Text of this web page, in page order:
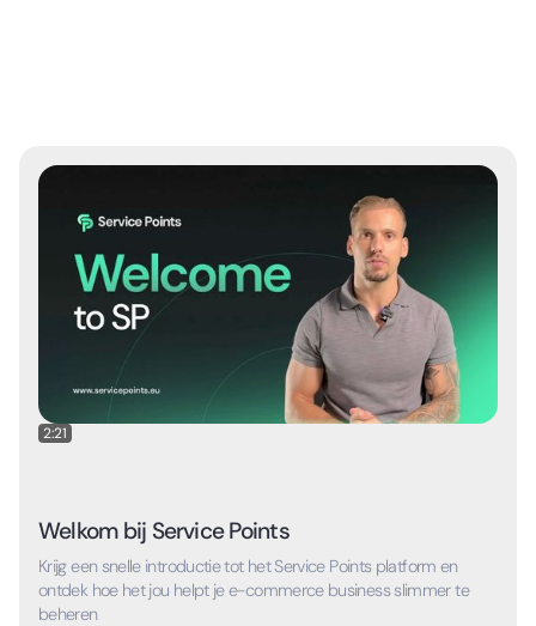
2:21
Welkom bij Service Points
Krijg een snelle introductie tot het Service Points platform en
ontdek hoe het jou helpt je e-commerce business slimmer te
beheren